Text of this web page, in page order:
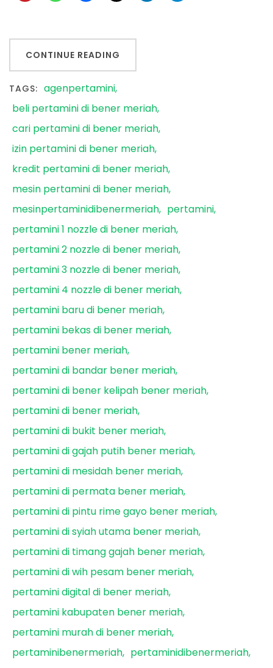
CONTINUE READING
TAGS: agenpertamini
beli pertamini di bener meriah
cari pertamini di bener meriah
izin pertamini di bener meriah
kredit pertamini di bener meriah
mesin pertamini di bener meriah
mesinpertaminidibenermeriah
pertamini
pertamini 1 nozzle di bener meriah
pertamini 2 nozzle di bener meriah
pertamini 3 nozzle di bener meriah
pertamini 4 nozzle di bener meriah
pertamini baru di bener meriah
pertamini bekas di bener meriah
pertamini bener meriah
pertamini di bandar bener meriah
pertamini di bener kelipah bener meriah
pertamini di bener meriah
pertamini di bukit bener meriah
pertamini di gajah putih bener meriah
pertamini di mesidah bener meriah
pertamini di permata bener meriah
pertamini di pintu rime gayo bener meriah
pertamini di syiah utama bener meriah
pertamini di timang gajah bener meriah
pertamini di wih pesam bener meriah
pertamini digital di bener meriah
pertamini kabupaten bener meriah
pertamini murah di bener meriah
pertaminibenermeriah
pertaminidibenermeriah